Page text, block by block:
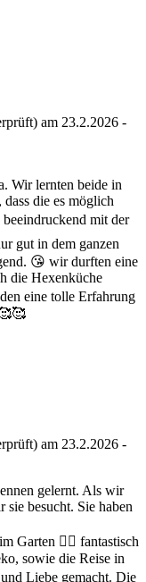
am 23.2.2026 -
Wir lernten beide in
die es möglich
mit der
gut in dem ganzen
😘 wir durften eine
die Hexenküche
eine tolle Erfahrung
am 23.2.2026 -
gelernt. Als wir
sie besucht. Sie haben
Garten 👍🏻 fantastisch
sowie die Reise in
Liebe gemacht. Die